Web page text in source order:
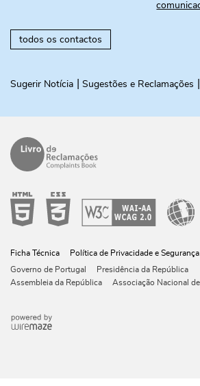
todos os contactos
Sugerir Notícia Sugestões e Reclamações
Ficha Técnica
Política de Privacidade e Segurança
Governo de Portugal
Presidência da República
Assembleia da República
Associação Nacional